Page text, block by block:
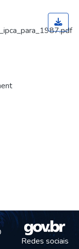
Redes sociais